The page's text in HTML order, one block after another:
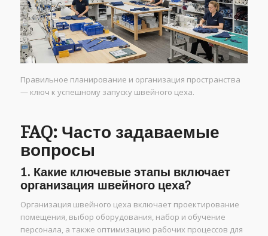
Правильное планирование и организация пространства
— ключ к успешному запуску швейного цеха.
FAQ: Часто задаваемые
вопросы
1. Какие ключевые этапы включает
организация швейного цеха?
Организация швейного цеха включает проектирование
помещения, выбор оборудования, набор и обучение
персонала, а также оптимизацию рабочих процессов для